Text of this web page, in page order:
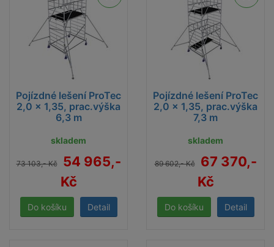
Pojízdné lešení ProTec
2,0 x 1,35, prac.výška
6,3 m
skladem
73 103,- Kč
54 965,-
Kč
Detail
Pojízdné lešení ProTec
2,0 x 1,35, prac.výška
7,3 m
skladem
89 602,- Kč
67 370,-
Kč
Detail